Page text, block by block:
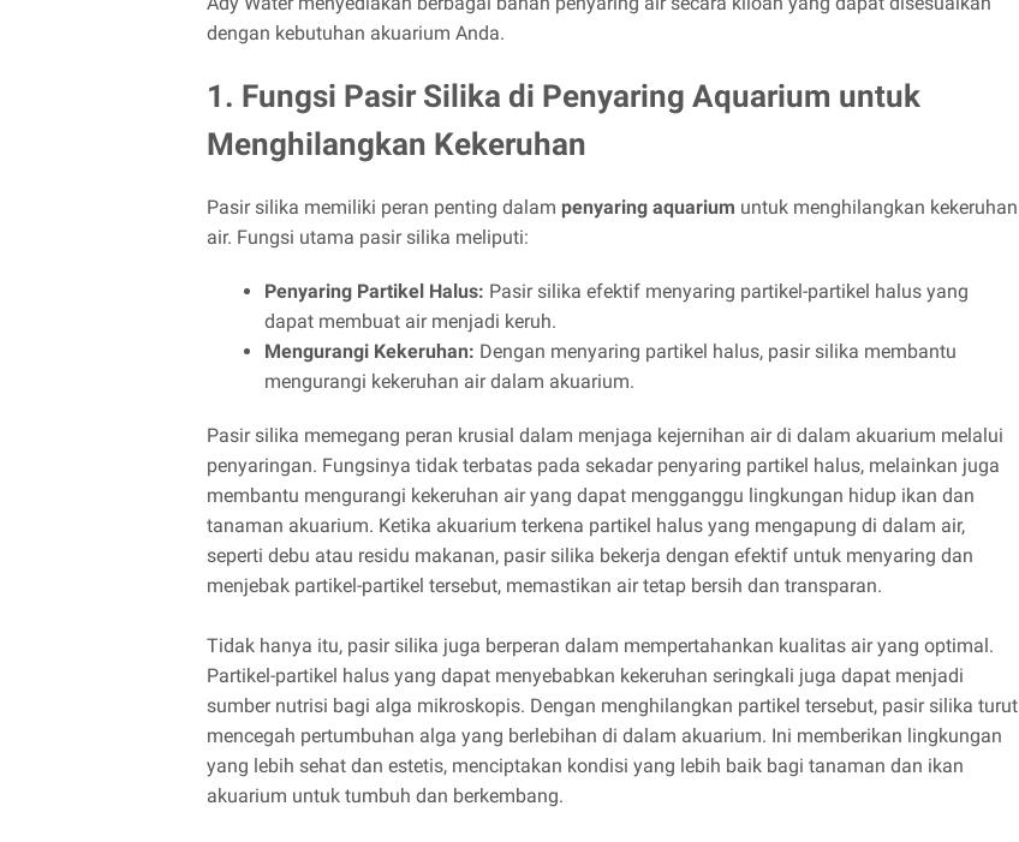
dengan kebutuhan akuarium Anda.
1. Fungsi Pasir Silika di Penyaring Aquarium untuk
Menghilangkan Kekeruhan
Pasir silika memiliki peran penting dalam penyaring aquarium untuk menghilangkan kekeruhan
air. Fungsi utama pasir silika meliputi:
Penyaring Partikel Halus: Pasir silika efektif menyaring partikel-partikel halus yang
dapat membuat air menjadi keruh.
Mengurangi Kekeruhan: Dengan menyaring partikel halus, pasir silika membantu
mengurangi kekeruhan air dalam akuarium.
Pasir silika memegang peran krusial dalam menjaga kejernihan air di dalam akuarium melalui
penyaringan. Fungsinya tidak terbatas pada sekadar penyaring partikel halus, melainkan juga
membantu mengurangi kekeruhan air yang dapat mengganggu lingkungan hidup ikan dan
tanaman akuarium. Ketika akuarium terkena partikel halus yang mengapung di dalam air,
seperti debu atau residu makanan, pasir silika bekerja dengan efektif untuk menyaring dan
menjebak partikel-partikel tersebut, memastikan air tetap bersih dan transparan.
Tidak hanya itu, pasir silika juga berperan dalam mempertahankan kualitas air yang optimal.
Partikel-partikel halus yang dapat menyebabkan kekeruhan seringkali juga dapat menjadi
sumber nutrisi bagi alga mikroskopis. Dengan menghilangkan partikel tersebut, pasir silika turut
mencegah pertumbuhan alga yang berlebihan di dalam akuarium. Ini memberikan lingkungan
yang lebih sehat dan estetis, menciptakan kondisi yang lebih baik bagi tanaman dan ikan
akuarium untuk tumbuh dan berkembang.